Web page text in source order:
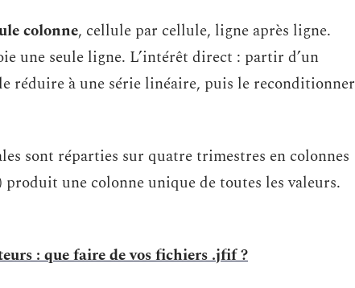
colonne, cellule par cellule, ligne après ligne.
une seule ligne. L’intérêt direct : partir d’un
réduire à une série linéaire, puis le reconditionner
sont réparties sur quatre trimestres en colonnes
une colonne unique de toutes les valeurs.
: que faire de vos fichiers .jfif ?